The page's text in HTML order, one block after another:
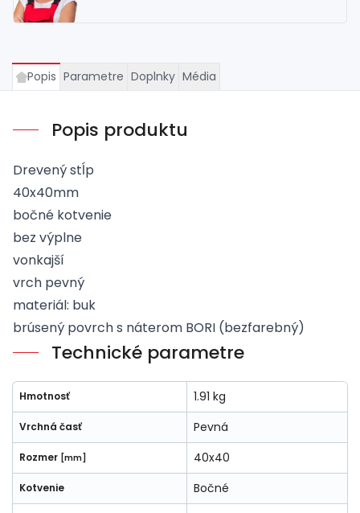
Popis Parametre Doplnky Média
Popis produktu
Drevený stĺp
40x40mm
bočné kotvenie
bez výplne
vonkajší
vrch pevný
materiál: buk
brúsený povrch s náterom BORI (bezfarebný)
Technické parametre
Hmotnosť 1.91 kg
Vrchná časť Pevná
Rozmer [mm] 40x40
Kotvenie Bočné